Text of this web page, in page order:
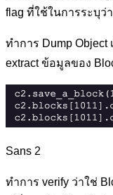
flag ที่ใช้ในการระบุว่
ทำการ Dump
extract ข้อมูลของ
Sans 2
ทำการ verify ว่าใช่